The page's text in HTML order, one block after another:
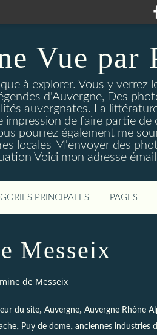
Vue par
à explorer. Vous y verrez
d'Auvergne, Des
auvergnates. La
impression de faire partie
pourrez également me
locales M'envoyer des
Voici mon adresse
PRINCIPALES PAGES
Messeix
de Messeix
du site, Auvergne, Auvergne Rhône
, Puy de dome, anciennes industries